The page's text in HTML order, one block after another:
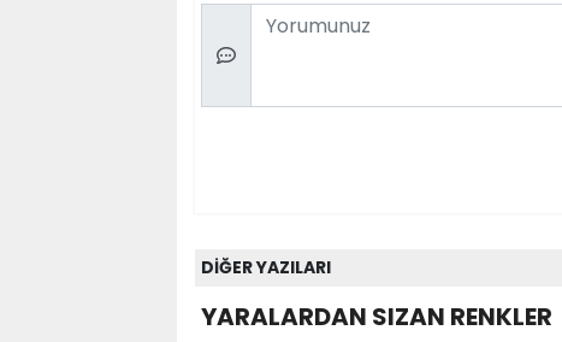
Comment
DİĞER YAZILARI
YARALARDAN SIZAN RENKLER